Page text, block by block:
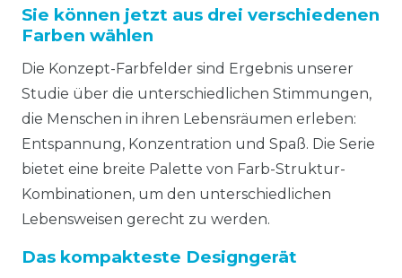
Sie können jetzt aus drei verschiedenen
Farben wählen
Die Konzept-Farbfelder sind Ergebnis unserer
Studie über die unterschiedlichen Stimmungen,
die Menschen in ihren Lebensräumen erleben:
Entspannung, Konzentration und Spaß. Die Serie
bietet eine breite Palette von Farb-Struktur-
Kombinationen, um den unterschiedlichen
Lebensweisen gerecht zu werden.
Das kompakteste Designgerät